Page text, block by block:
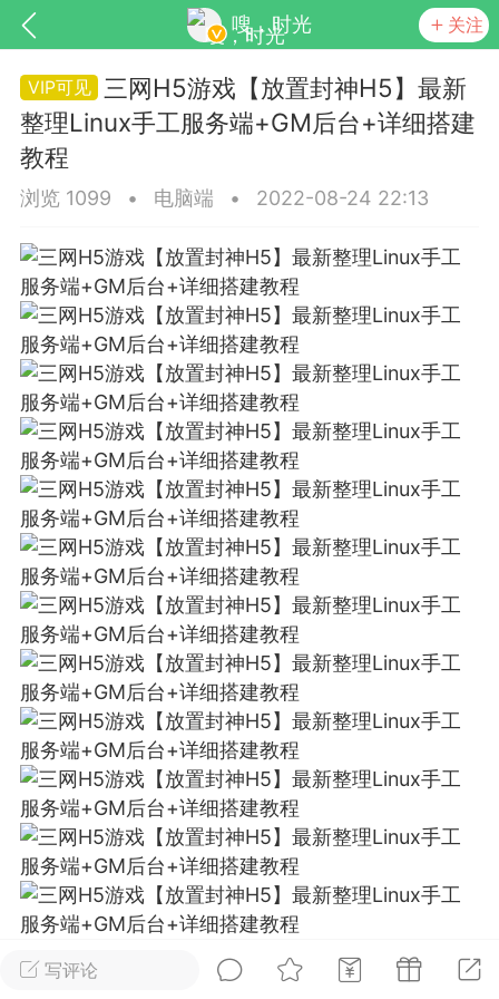
嗖，时光 关注
基于wordpress开发
更新 商城 视频
排行 在线 小黑屋
实时动态 直播
Lv.8 极品会员 靓号
黑凤梨
电脑端 外挂制作
该内容只允许登录的用户查看
写评论
三网H5游戏【放置封神H5】最新
整理Linux手工服务端+GM后台+详细搭建
教程
浏览 1099 • 电脑端 • 2022-08-24 22:13